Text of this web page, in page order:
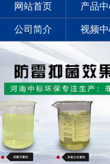
网站首页 产品
公司简介 视频